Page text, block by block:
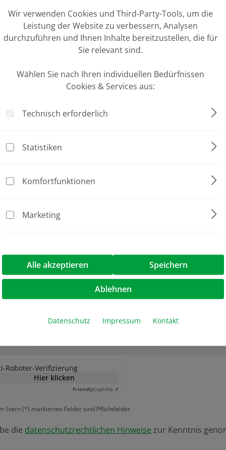
Roboter-Verifizierung
Hier klicken
FriendlyCaptcha ⇗
Stern (*) markierten Felder sind Pflichtfelder.
die datenschutzrechtlichen Hinweise zur Kenntnis
Wir verwenden Cookies und Third-Party-Tools, um die
Leistung der Website zu verbessern, Analysen
durchzuführen und Ihnen Inhalte bereitzustellen, die für
Sie relevant sind.
Wählen Sie nach Ihren individuellen Bedürfnissen
Cookies & Services aus:
Technisch erforderlich
Statistiken
Komfortfunktionen
Marketing
Alle akzeptieren Speichern
Ablehnen
Datenschutz Impressum Kontakt